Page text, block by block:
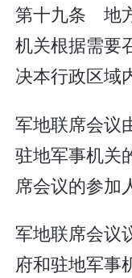
第十九条 地
机关根据需要
决本行政区域
军地联席会议
驻地军事机关
席会议的参加
军地联席会议
府和驻地军事